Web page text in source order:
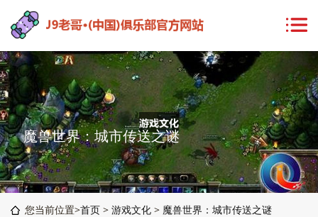
魔兽世界：城市传送之谜
您当前位置>首页 > 游戏文化 > 魔兽世界：城市传送之谜